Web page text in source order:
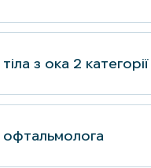
з ока 2 категорії